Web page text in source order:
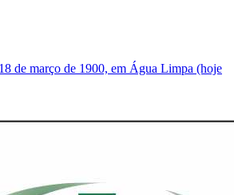
de março de 1900, em Água Limpa (hoje